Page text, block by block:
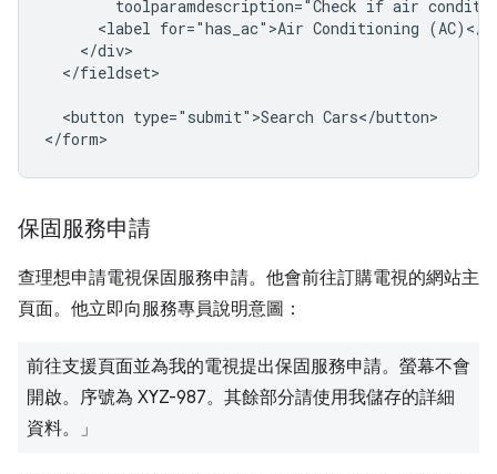
toolparamdescription="Check if air
<label for="has_ac">Air Conditioning (AC)</
    </div>
  </fieldset>
  <button type="submit">Search Cars</button>
保固服務申請
查理想申請電視保固服務申請。他會前往訂購電視的網站主
頁面。他立即向服務專員說明意圖：
前往支援頁面並為我的電視提出保固服務申請。螢幕不會
開啟。序號為 XYZ-987。其餘部分請使用我儲存的詳細
資料。」